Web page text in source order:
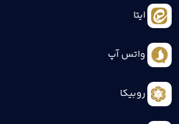
ایتا
واتس آپ
روبیکا